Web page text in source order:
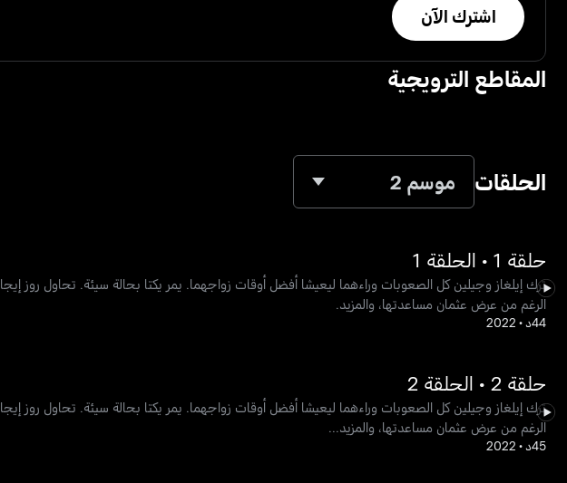
اشترك الآن
المقاطع الترويجية
الحلقات موسم 2
حلقة 1 • الحلقة 1
ترك إيلغاز وجيلين كل الصعوبات وراءهما ليعيشا أفضل أوقات زواجهما. يمر يكتا بحالة سيئة. تحاول روز
الرغم من عرض عثمان مساعدتها، والمزيد.
44د •
2022
حلقة 2 • الحلقة 2
ترك إيلغاز وجيلين كل الصعوبات وراءهما ليعيشا أفضل أوقات زواجهما. يمر يكتا بحالة سيئة. تحاول روز
الرغم من عرض عثمان مساعدتها، والمزيد...
45د •
2022